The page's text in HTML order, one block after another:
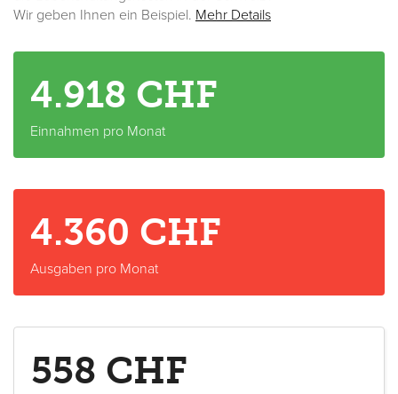
Wir geben Ihnen ein Beispiel. Mehr Details
4.918 CHF
Einnahmen pro Monat
4.360 CHF
Ausgaben pro Monat
558 CHF